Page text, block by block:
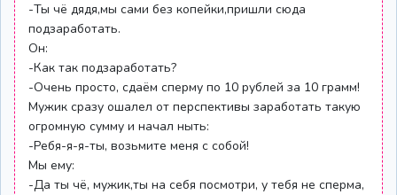
-Ты чё дядя,мы сами без копейки,пришли сюда
подзаработать.
Он:
-Как так подзаработать?
-Очень просто, сдаём сперму по 10 рублей за 10 грамм!
Мужик сразу ошалел от перспективы заработать такую
огромную сумму и начал ныть:
-Ребя-я-я-ты, возьмите меня с собой!
Мы ему:
-Да ты чё, мужик,ты на себя посмотри, у тебя не сперма,